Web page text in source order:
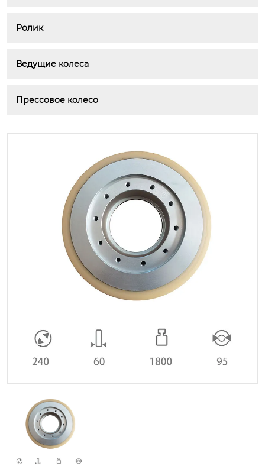
Ролик
Ведущие колеса
Прессовое колесо